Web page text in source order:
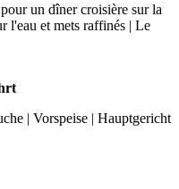
| Vorspeise | Hauptgericht